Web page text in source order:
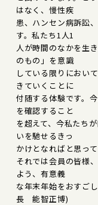
はなく、慢性疾
患、ハンセン病訴訟
す。私たち1人1
人が時間のなかを生
のもの」を意識
している限りにおい
きていくことに
付随する体験です。
を確認すること
を超えて、今私たち
いを馳せるきっ
かけとなればと思って
それでは会員の皆様
よう、有意義
な年末年始をおすご
長 能智正博)